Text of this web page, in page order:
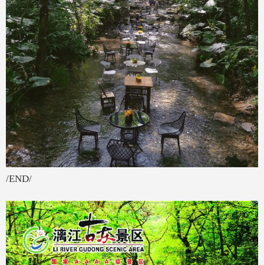
/END/